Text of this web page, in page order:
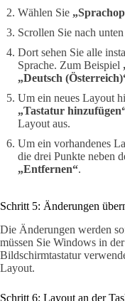
Wählen Sie
Scrollen Sie nach
Dort sehen Sie alle
Sprache. Zum Beispiel
„Deutsch
Um ein neues Layout
„Tastatur
Layout aus.
Um ein vorhandenes
die drei Punkte neben
„Entfernen“.
Schritt 5: Änderungen
Die Änderungen werden
müssen Sie Windows in
Bildschirmtastatur
Layout.
Schritt 6: Layout an der